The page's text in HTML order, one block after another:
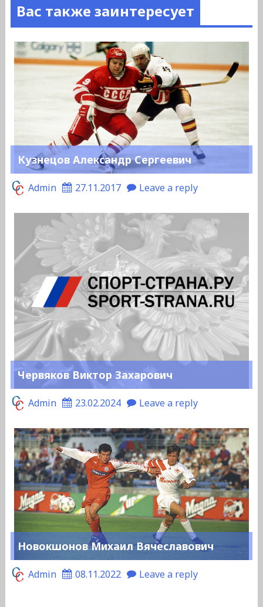
Вас также заинтересует
Кузнецов Александр Сергеевич
Admin 27.11.2017 Leave a reply
Червяков Виктор Захарович
Admin 23.02.2024 Leave a reply
Новокшонов Михаил Вячеславович
Admin 08.11.2022 Leave a reply